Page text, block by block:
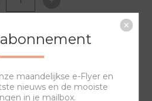
WINKELWAGEN
maandelijkse e-Flyer en
nieuws en de mooiste
in je mailbox.